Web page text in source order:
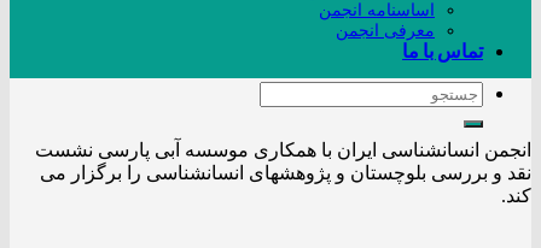
اساسنامه انجمن
معرفی انجمن
تماس با ما
انجمن انسانشناسی ایران با همکاری موسسه آبی پارسی نشست
نقد و بررسی بلوچستان و پژوهشهای انسانشناسی را برگزار می
کند.